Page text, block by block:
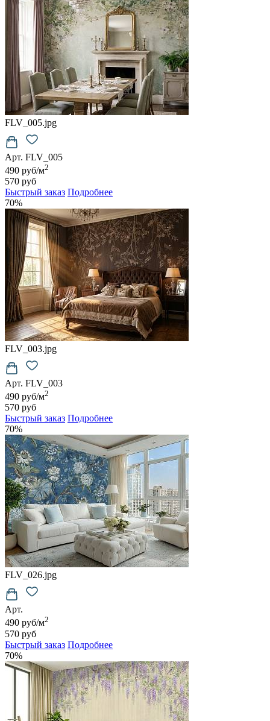
FLV_005.jpg
Арт. FLV_005
490 руб/м2
570 руб
Быстрый заказ Подробнее
70%
FLV_003.jpg
Арт. FLV_003
490 руб/м2
570 руб
Быстрый заказ Подробнее
70%
FLV_026.jpg
Арт.
490 руб/м2
570 руб
Быстрый заказ Подробнее
70%